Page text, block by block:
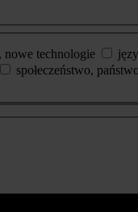
technologie
społeczeństwo,